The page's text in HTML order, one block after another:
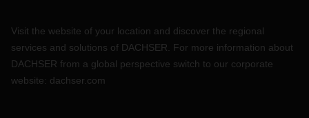
Visit the website of your location and discover the regional
services and solutions of DACHSER. For more information about
DACHSER from a global perspective switch to our corporate
website: dachser.com